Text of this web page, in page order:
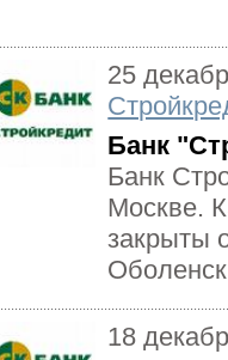
25
Банк
Банк
Москве.
закрыты
18